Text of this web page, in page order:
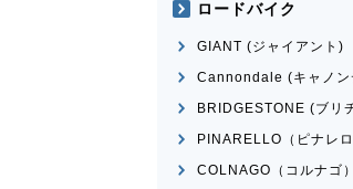
ロードバイク
GIANT (ジャイアント)
Cannondale (キャノン
BRIDGESTONE (ブリ
PINARELLO（ピナレロ
COLNAGO（コルナゴ）